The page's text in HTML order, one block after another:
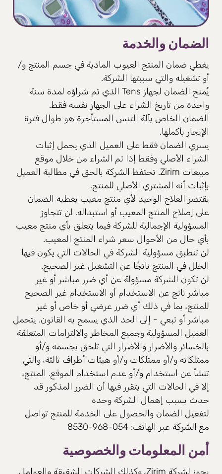
الضمان والخدمة
يغطي ضمان المنتج العيوب المادية في جسم المنتج و/
أو تشغيله والتي سببتها الشركة.
يُمنح الضمان لجهاز Tens الذي تم شراؤه لمدة سنة
واحدة من تاريخ الشراء على الجهاز نفسه فقط.
الضمان الخاص بآلة التنس المستأجرة هو طوال فترة
الإيجار بأكملها.
يسري الضمان فقط على العميل الذي يحمل إثبات
الشراء الأصلي وفقط إذا تم الشراء من خلال موقع
مبيعات Zirim. تحتفظ الشركة بالحق في مطالبة العميل
بإثبات أنه المشتري الأصلي للمنتج.
يقتصر العلاج الوحيد لأي منتج معيب يغطيه الضمان
على إصلاح المنتج المعيب أو استبداله. لن تتجاوز
المسؤولية الإجمالية للشركة فيما يتعلق بأي منتج معيب
بأي حال من الأحوال سعر شراء المنتج المعيب.
لن تنطبق مسؤولية الشركة في الحالات التي يكون فيها
الخلل في المنتج ناتجًا عن التشغيل غير الصحيح.
لن تكون الشركة مسؤولة عن أي ضرر مباشر أو غير
مباشر ناتج عن الاستخدام أو الاستخدام غير الصحيح
للمنتج، بما في ذلك أي ضرر عرضي أو خاص أو غير
مباشر أو تبعي - إلى الحد الذي يسمح به القانون. يتحمل
العميل المسؤولية وجميع المخاطر والالتزامات المتعلقة
بالخسائر والأضرار والأضرار التي تلحق بجسمه و/أو
ممتلكاته و/أو ممتلكات و/أو هيئات أطراف ثالثة، والتي
تنشأ عن استخدام و/أو عدم استخدام الموقع. المنتج،
إلا في الحالات التي يتقرر فيها أن الضرر المذكور قد
حدث بسبب إهمال الشركة وحده
لتفعيل الضمان والحصول على الخدمة للمنتج تواصل
مع الشركة عبر الهاتف: 054-968-8530
أمن المعلومات والخصوصية
يجوز لشركة Zirim، وكذلك الشركات الشقيقة والعوامل